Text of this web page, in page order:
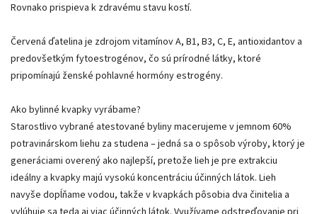
Rovnako prispieva k zdravému stavu kostí.
Červená ďatelina je zdrojom vitamínov A, B1, B3, C, E, antioxidantov a
predovšetkým fytoestrogénov, čo sú prírodné látky, ktoré
pripomínajú ženské pohlavné hormóny estrogény.
Ako bylinné kvapky vyrábame?
Starostlivo vybrané atestované byliny macerujeme v jemnom 60%
potravinárskom liehu za studena – jedná sa o spôsob výroby, ktorý je
generáciami overený ako najlepší, pretože lieh je pre extrakciu
ideálny a kvapky majú vysokú koncentráciu účinných látok. Lieh
navyše dopĺňame vodou, takže v kvapkách pôsobia dva činitelia a